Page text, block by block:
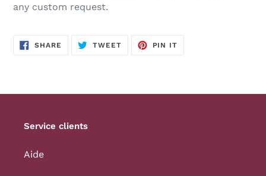
any custom request.
SHARE SHARE
ON
TWEETTWEET
PIN IT
Service clients
Aide